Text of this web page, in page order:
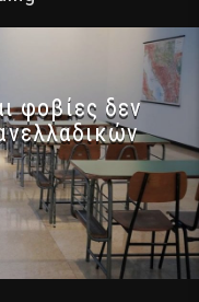
φοβίες δεν